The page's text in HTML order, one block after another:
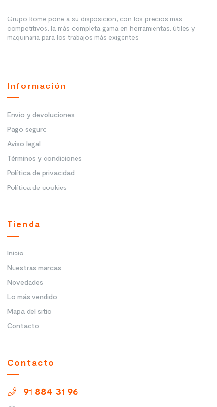
Grupo Rome pone a su disposición, con los precios mas
competitivos, la más completa gama en herramientas, útiles y
maquinaria para los trabajos más exigentes.
Información
Envío y devoluciones
Pago seguro
Aviso legal
Términos y condiciones
Política de privacidad
Política de cookies
Tienda
Inicio
Nuestras marcas
Novedades
Lo más vendido
Mapa del sitio
Contacto
Contacto
91 884 31 96